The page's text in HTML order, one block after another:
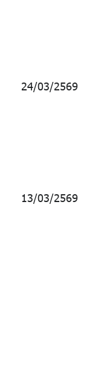
24/03/2569
13/03/2569